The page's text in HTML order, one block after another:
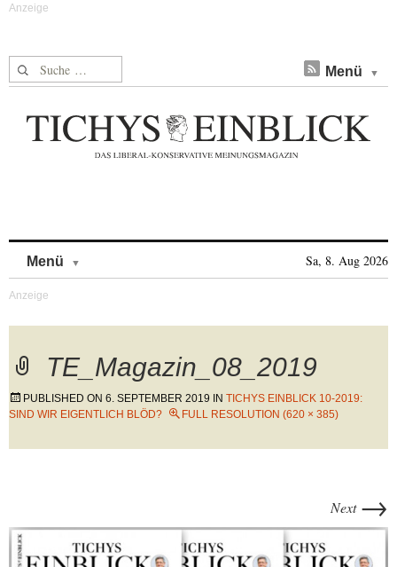
Suche nach: Menü
Menü Sa, 8. Aug 2026
TE_Magazin_08_2019
PUBLISHED ON 6. SEPTEMBER 2019 IN TICHYS EINBLICK 10-2019:
SIND WIR EIGENTLICH BLÖD?
FULL RESOLUTION (620 × 385)
Next →